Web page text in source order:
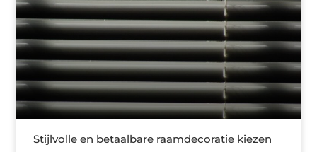
Stijlvolle en betaalbare raamdecoratie kiezen